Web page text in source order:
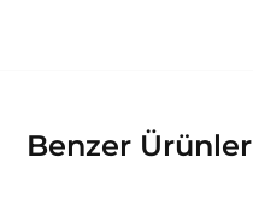
Benzer Ürünler